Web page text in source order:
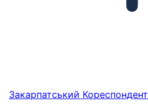
Закарпатський Кореспондент